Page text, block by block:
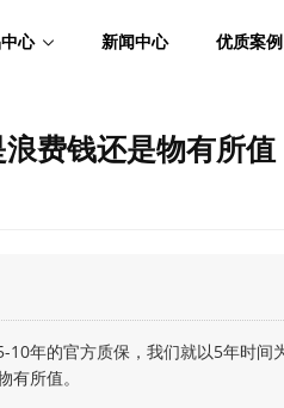
心 新闻中心 优质案例
浪费钱还是物有所值
10年的官方质保，我们就以5年时
所值。